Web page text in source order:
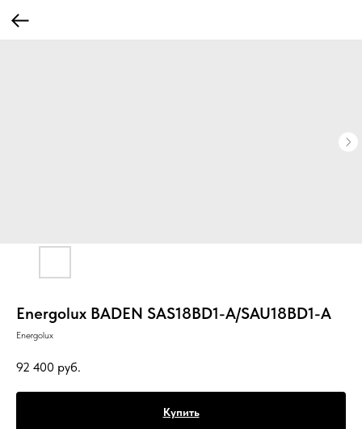
Energolux BADEN SAS18BD1-A/SAU18BD1-A
Energolux
92 400 руб.
Купить